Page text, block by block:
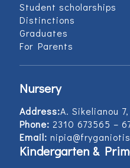
Student scholarships
Distinctions
Graduates
For Parents
Nursery
Address:Α. Sikelianou
Phone: 2310 673565 –
Email:
Kindergarten &